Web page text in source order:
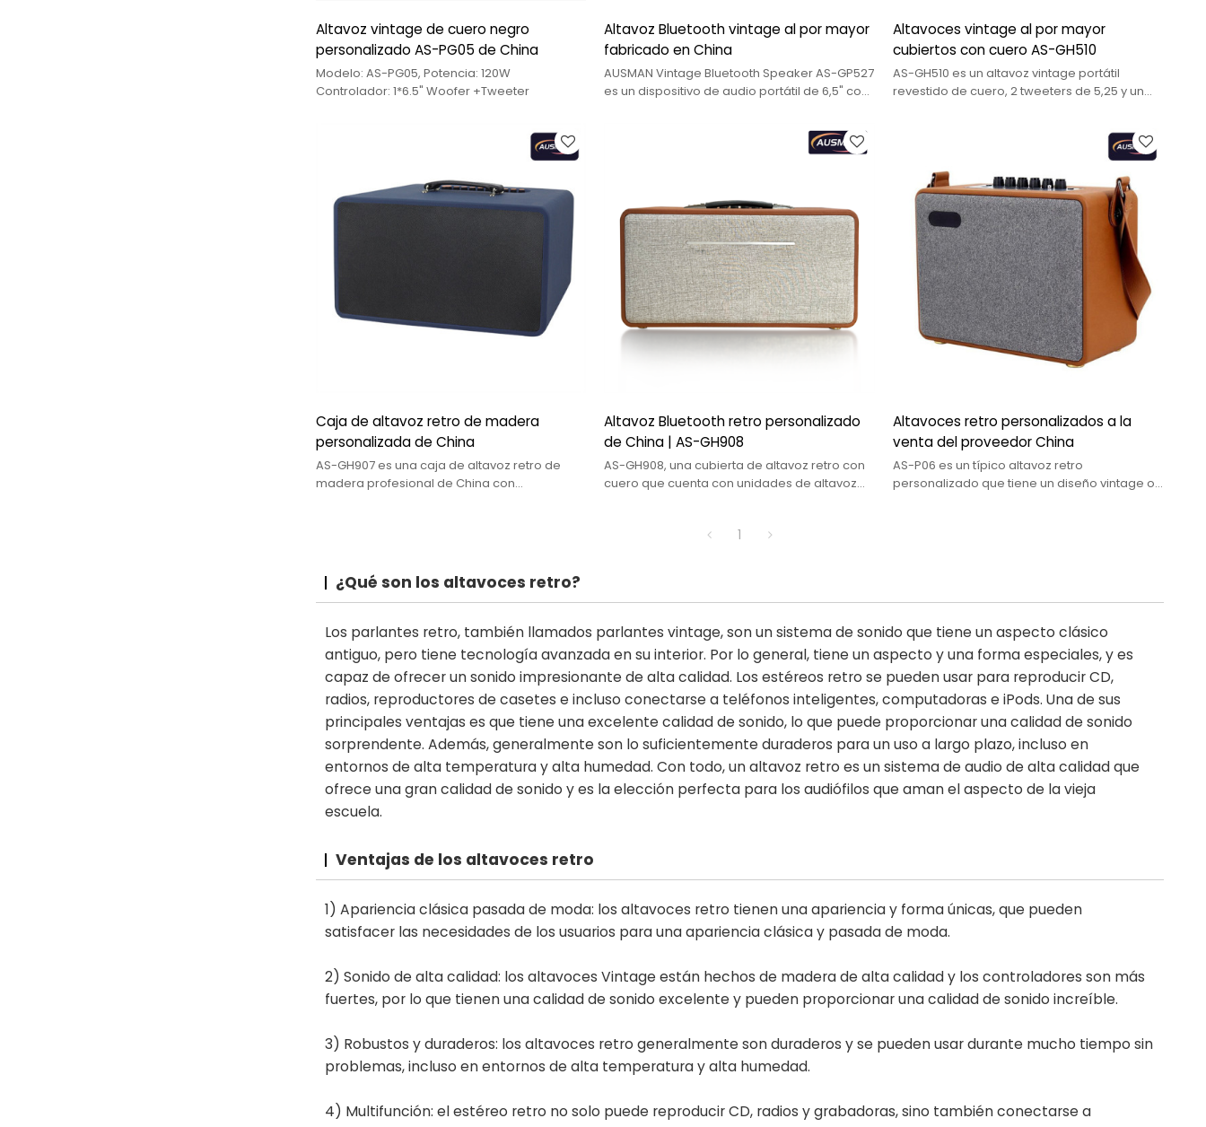
Altavoz vintage de cuero negro
personalizado AS-PG05 de China
Modelo: AS-PG05, Potencia: 120W
Controlador: 1*6.5" Woofer +Tweeter
Altavoz Bluetooth vintage al por mayor
fabricado en China
AUSMAN Vintage Bluetooth Speaker AS-GP527
es un dispositivo de audio portátil de 6,5" con
Altavoces vintage al por mayor
cubiertos con cuero AS-GH510
AS-GH510 es un altavoz vintage portátil
revestido de cuero, 2 tweeters de 5,25 y un
Caja de altavoz retro de madera
personalizada de China
AS-GH907 es una caja de altavoz retro de
madera profesional de China con
Altavoz Bluetooth retro personalizado
de China | AS-GH908
AS-GH908, una cubierta de altavoz retro con
cuero que cuenta con unidades de altavoz
Altavoces retro personalizados a la
venta del proveedor China
AS-P06 es un típico altavoz retro
personalizado que tiene un diseño vintage o
1
¿Qué son los altavoces retro?
Los parlantes retro, también llamados parlantes vintage, son un sistema de sonido que tiene un aspecto clásico
antiguo, pero tiene tecnología avanzada en su interior. Por lo general, tiene un aspecto y una forma especiales, y es
capaz de ofrecer un sonido impresionante de alta calidad. Los estéreos retro se pueden usar para reproducir CD,
radios, reproductores de casetes e incluso conectarse a teléfonos inteligentes, computadoras e iPods. Una de sus
principales ventajas es que tiene una excelente calidad de sonido, lo que puede proporcionar una calidad de sonido
sorprendente. Además, generalmente son lo suficientemente duraderos para un uso a largo plazo, incluso en
entornos de alta temperatura y alta humedad. Con todo, un altavoz retro es un sistema de audio de alta calidad que
ofrece una gran calidad de sonido y es la elección perfecta para los audiófilos que aman el aspecto de la vieja
escuela.
Ventajas de los altavoces retro
1) Apariencia clásica pasada de moda: los altavoces retro tienen una apariencia y forma únicas, que pueden
satisfacer las necesidades de los usuarios para una apariencia clásica y pasada de moda.
2) Sonido de alta calidad: los altavoces Vintage están hechos de madera de alta calidad y los controladores son más
fuertes, por lo que tienen una calidad de sonido excelente y pueden proporcionar una calidad de sonido increíble.
3) Robustos y duraderos: los altavoces retro generalmente son duraderos y se pueden usar durante mucho tiempo sin
problemas, incluso en entornos de alta temperatura y alta humedad.
4) Multifunción: el estéreo retro no solo puede reproducir CD, radios y grabadoras, sino también conectarse a